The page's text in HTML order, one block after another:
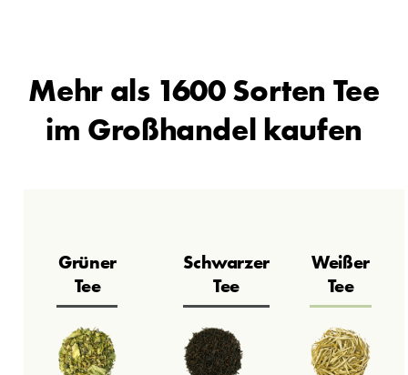
Mehr als 1600 Sorten Tee
im Großhandel kaufen
Grüner
Tee
Schwarzer
Tee
Weißer
Tee